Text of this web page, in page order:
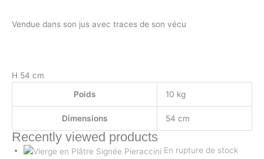
Vendue dans son jus avec traces de son vécu
H 54 cm
Poids
10 kg
Dimensions 54 cm
Recently viewed products
En rupture de stock